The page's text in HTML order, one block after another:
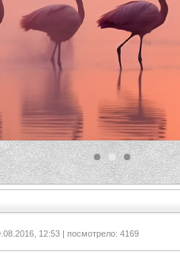
1 2 3
12:53 | посмотрело: 4169